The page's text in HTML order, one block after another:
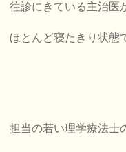
往診にきている主治医
ほとんど寝たきり状態
担当の若い理学療法士